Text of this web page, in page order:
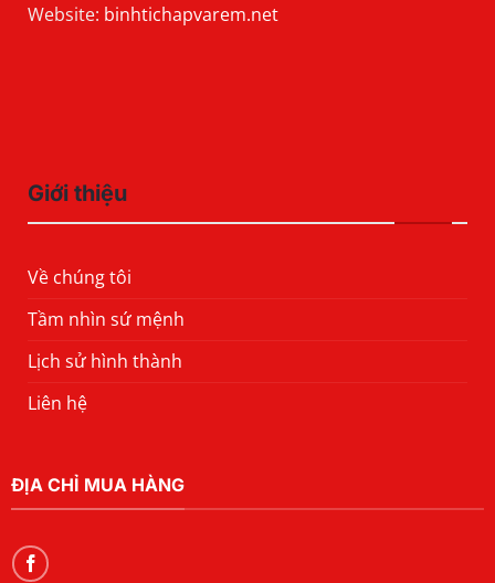
Website: binhtichapvarem.net
Giới thiệu
Về chúng tôi
Tầm nhìn sứ mệnh
Lịch sử hình thành
Liên hệ
ĐỊA CHỈ MUA HÀNG